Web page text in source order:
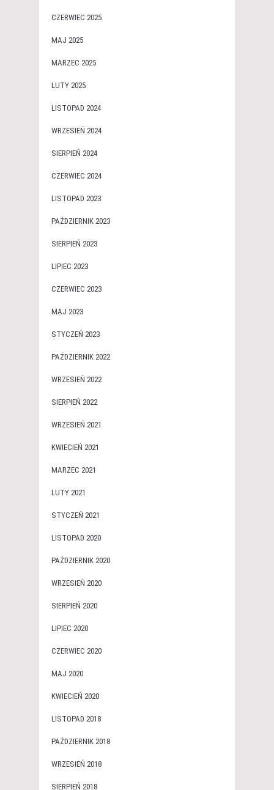
CZERWIEC 2025
MAJ 2025
MARZEC 2025
LUTY 2025
LISTOPAD 2024
WRZESIEŃ 2024
SIERPIEŃ 2024
CZERWIEC 2024
LISTOPAD 2023
PAŹDZIERNIK 2023
SIERPIEŃ 2023
LIPIEC 2023
CZERWIEC 2023
MAJ 2023
STYCZEŃ 2023
PAŹDZIERNIK 2022
WRZESIEŃ 2022
SIERPIEŃ 2022
WRZESIEŃ 2021
KWIECIEŃ 2021
MARZEC 2021
LUTY 2021
STYCZEŃ 2021
LISTOPAD 2020
PAŹDZIERNIK 2020
WRZESIEŃ 2020
SIERPIEŃ 2020
LIPIEC 2020
CZERWIEC 2020
MAJ 2020
KWIECIEŃ 2020
LISTOPAD 2018
PAŹDZIERNIK 2018
WRZESIEŃ 2018
SIERPIEŃ 2018